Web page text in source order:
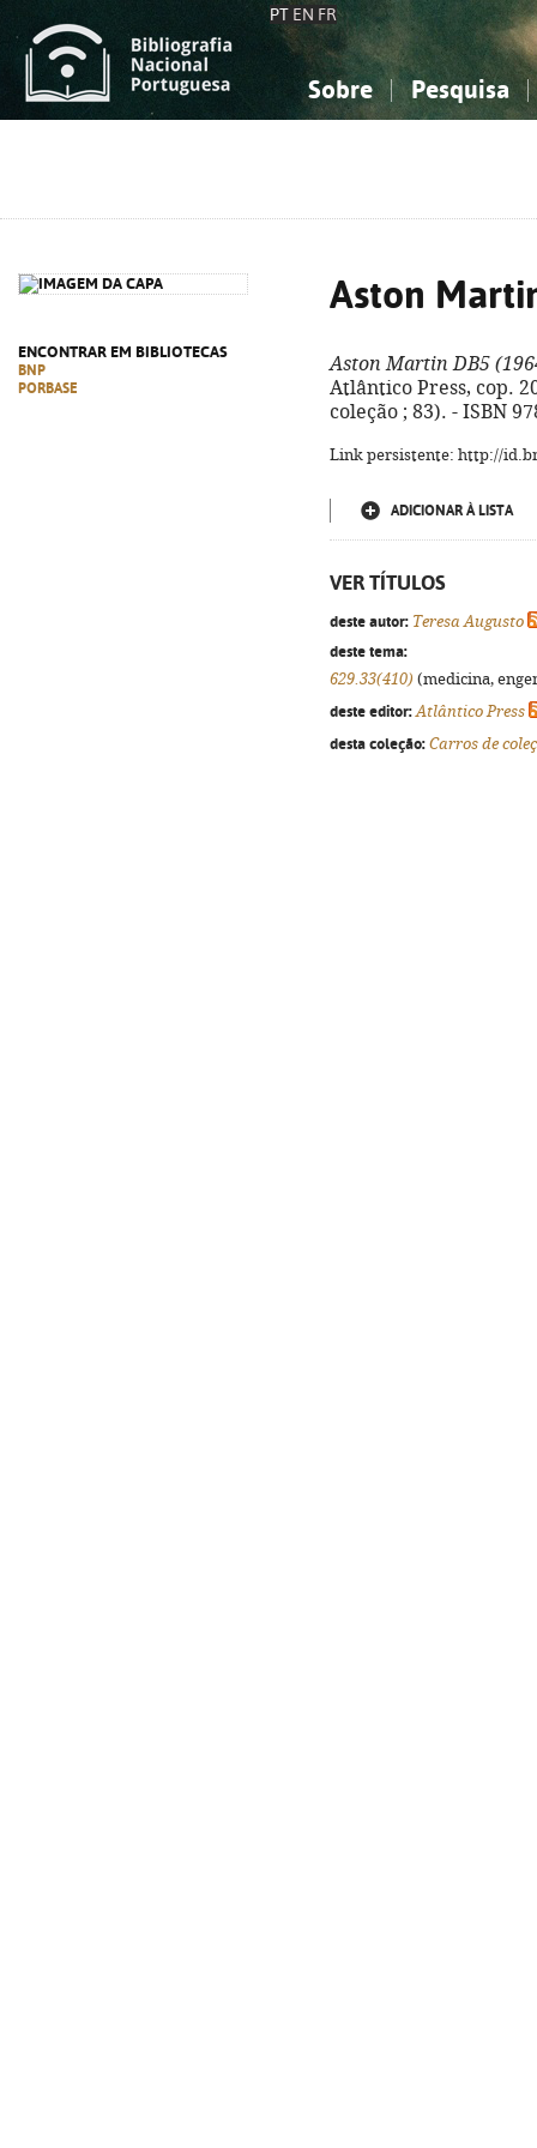
PT EN FR
Sobre Pesquisa
ENCONTRAR EM BIBLIOTECAS
BNP
PORBASE
Aston
Aston Martin DB5
Atlântico Press, cop.
coleção ; 83). - ISBN
Link persistente: http://
ADICIONAR À LISTA
VER TÍTULOS
deste autor: Teresa Augusto
deste tema:
629.33(410) (medicina,
deste editor: Atlântico Press
desta coleção: Carros de